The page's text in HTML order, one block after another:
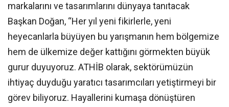
markalarını ve tasarımlarını dünyaya tanıtacak
Başkan Doğan, “Her yıl yeni fikirlerle, yeni
heyecanlarla büyüyen bu yarışmanın hem bölgemize
hem de ülkemize değer kattığını görmekten büyük
gurur duyuyoruz. ATHİB olarak, sektörümüzün
ihtiyaç duyduğu yaratıcı tasarımcıları yetiştirmeyi bir
görev biliyoruz. Hayallerini kumaşa dönüştüren